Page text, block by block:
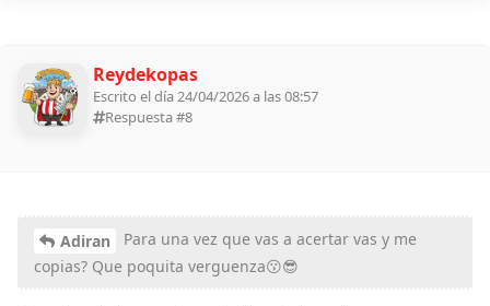
Reydekopas
Escrito el día 24/04/2026 a las 08:57
Respuesta #8
Adiran
Para una vez que vas a acertar vas y me
copias? Que poquita verguenza😗😎